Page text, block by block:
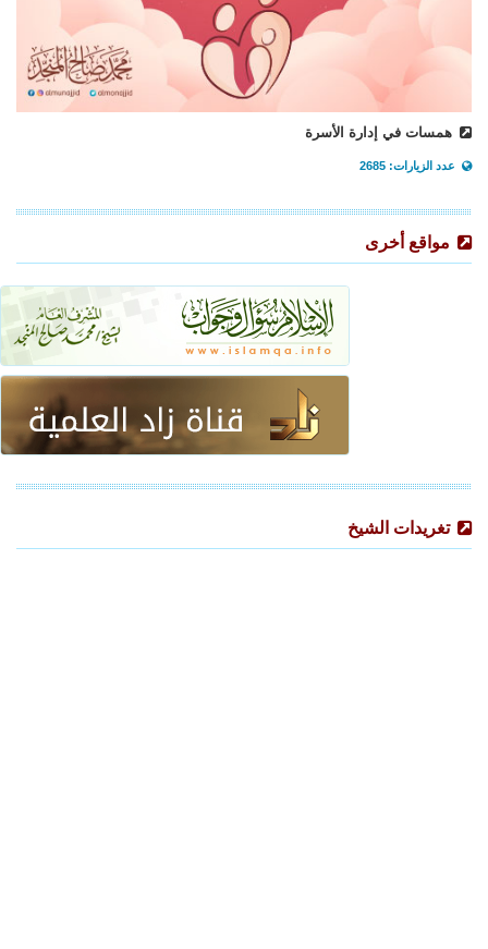
همسات في إدارة الأسرة
عدد الزيارات: 2685
مواقع أخرى
تغريدات الشيخ